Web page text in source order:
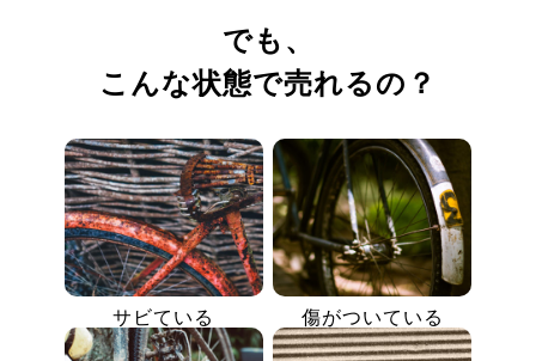
でも、
こんな状態で売れるの？
サビている 傷がついている